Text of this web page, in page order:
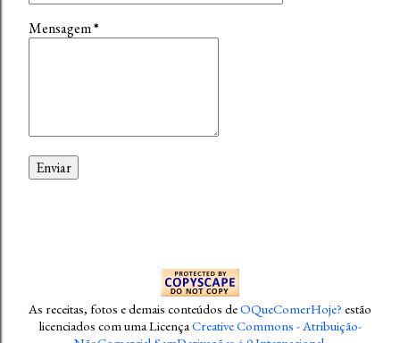
Mensagem*
As receitas, fotos e demais conteúdos deOQueComerHoje? estão
licenciados com uma LicençaCreative Commons - Atribuição-